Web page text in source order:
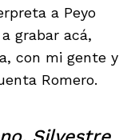
a Peyo
grabar acá,
con mi gente y
Romero.